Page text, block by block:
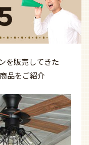
を販売してきた
品をご紹介